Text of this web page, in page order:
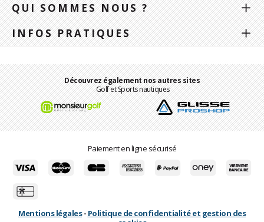
QUI SOMMES NOUS ?
INFOS PRATIQUES
Découvrez également nos autres sites
Golf et Sports nautiques
Paiement en ligne sécurisé
Mentions légales- Politique de confidentialité et gestion des